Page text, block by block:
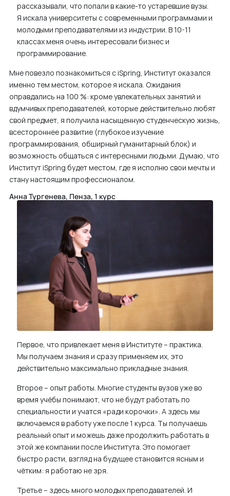
рассказывали, что попали в какие-то устаревшие вузы.
Я искала университеты с современными программами и
молодыми преподавателями из индустрии. В 10-11
классах меня очень интересовали бизнес и
программирование.
Мне повезло познакомиться с iSpring, Институт оказался
именно тем местом, которое я искала. Ожидания
оправдались на 100 %: кроме увлекательных занятий и
вдумчивых преподавателей, которые действительно любят
свой предмет, я получила насыщенную студенческую жизнь,
всестороннее развитие (глубокое изучение
программирования, обширный гуманитарный блок) и
возможность общаться с интересными людьми. Думаю, что
Институт iSpring будет местом, где я исполню свои мечты и
стану настоящим профессионалом.
Анна Тургенева, Пенза, 1 курс
Первое, что привлекает меня в Институте – практика.
Мы получаем знания и сразу применяем их, это
действительно максимально прикладные знания.
Второе – опыт работы. Многие студенты вузов уже во
время учёбы понимают, что не будут работать по
специальности и учатся «ради корочки». А здесь мы
включаемся в работу уже после 1 курса. Ты получаешь
реальный опыт и можешь даже продолжить работать в
этой же компании после Института. Это помогает
быстро расти, взгляд на будущее становится ясным и
чётким: я работаю не зря.
Третье – здесь много молодых преподавателей. И